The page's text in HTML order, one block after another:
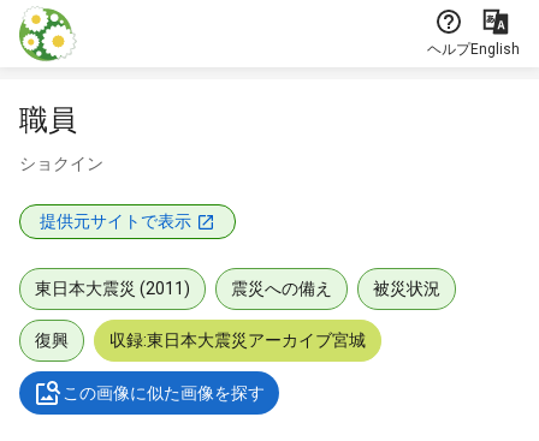
本文に飛ぶ
ヘルプEnglish
職員
ショクイン
提供元サイトで表示
東日本大震災 (2011) 震災への備え 被災状況
復興 収録:東日本大震災アーカイブ宮城
この画像に似た画像を探す